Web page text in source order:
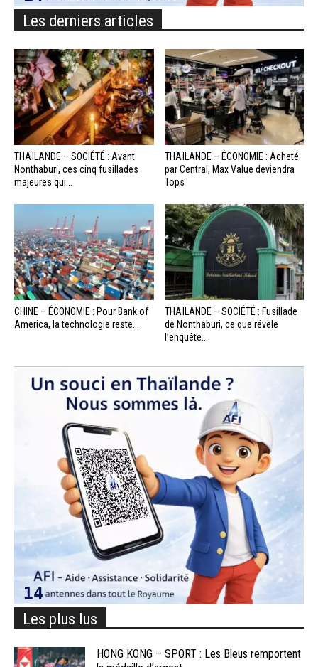
Les derniers articles
THAÏLANDE – SOCIÉTÉ : Avant
Nonthaburi, ces cinq fusillades
majeures qui...
THAÏLANDE – ÉCONOMIE : Acheté
par Central, Max Value deviendra
Tops
CHINE – ÉCONOMIE : Pour Bank of
America, la technologie reste...
THAÏLANDE – SOCIÉTÉ : Fusillade
de Nonthaburi, ce que révèle
l’enquête...
Les plus lus
HONG KONG – SPORT : Les Bleus remportent